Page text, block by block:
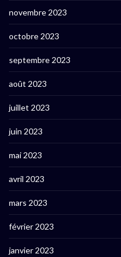
novembre 2023
octobre 2023
septembre 2023
août 2023
juillet 2023
juin 2023
mai 2023
avril 2023
mars 2023
février 2023
janvier 2023